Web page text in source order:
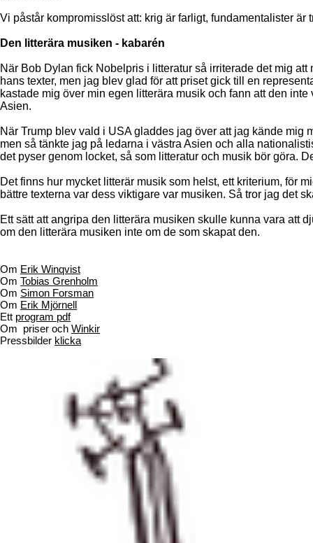
Vi påstår kompromisslöst att: krig är farligt, fundamentalister
Den litterära musiken - kabarén
När Bob Dylan fick Nobelpris i litteratur så irriterade det mig
hans texter, men jag blev glad för att priset gick till en
kastade mig över min egen litterära musik och fann att den
Asien.
När Trump blev vald i USA gladdes jag över att jag kände
men så tänkte jag på ledarna i västra Asien och alla
det pyser genom locket, så som litteratur och musik bör göra.
Det finns hur mycket litterär musik som helst, ett kriterium, för
bättre texterna var dess viktigare var musiken. Så tror jag det
Ett sätt att angripa den litterära musiken skulle kunna vara att
om den litterära musiken inte om de som skapat den.
Om Erik Winqvist
Om Tobias Grenholm
Om Simon Forsman
Om Erik Mjörnell
Ett program pdf
Om priser och Winkir
Pressbilder klicka